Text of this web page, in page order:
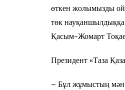
өткен жолымызды ой
төк науқаншылдыққа
Қасым-Жомарт
Президент «Таза
– Бұл жұмыстың мән-